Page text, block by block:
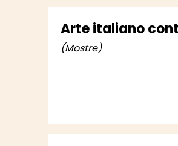
Arte italiano
(Mostre)